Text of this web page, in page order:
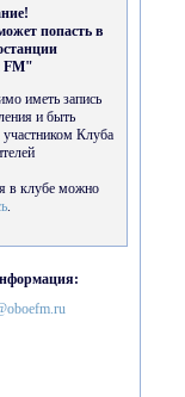
попасть в
FM"
иметь запись
и быть
Клуба
в клубе можно
.